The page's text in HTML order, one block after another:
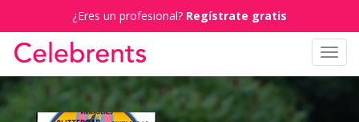
¿Eres un profesional? Regístrate gratis